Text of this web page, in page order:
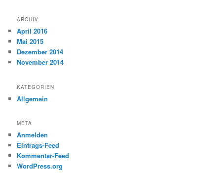
ARCHIV
April 2016
Mai 2015
Dezember 2014
November 2014
KATEGORIEN
Allgemein
META
Anmelden
Eintrags-Feed
Kommentar-Feed
WordPress.org